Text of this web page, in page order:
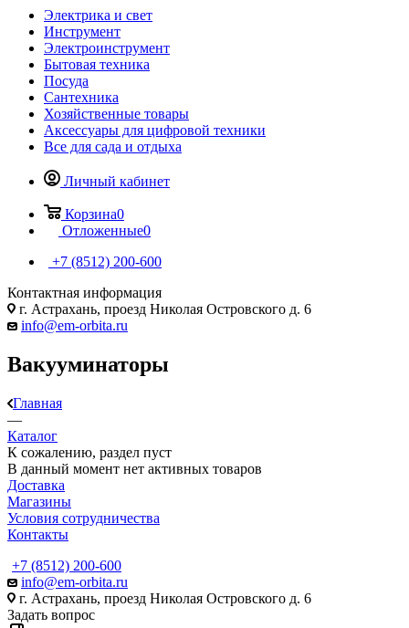
Электрика и свет
Инструмент
Электроинструмент
Бытовая техника
Посуда
Сантехника
Хозяйственные товары
Аксессуары для цифровой техники
Все для сада и отдыха
Личный кабинет
Корзина0
Отложенные0
+7 (8512) 200-600
Контактная информация
г. Астрахань, проезд Николая Островского д. 6
info@em-orbita.ru
Вакууминаторы
Главная
—
Каталог
К сожалению, раздел пуст
В данный момент нет активных товаров
Доставка
Магазины
Условия сотрудничества
Контакты
+7 (8512) 200-600
info@em-orbita.ru
г. Астрахань, проезд Николая Островского д. 6
Задать вопрос